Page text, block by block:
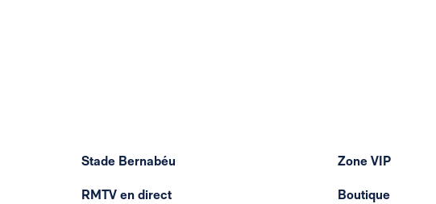
Stade Bernabéu
RMTV en direct
Zone VIP
Boutique